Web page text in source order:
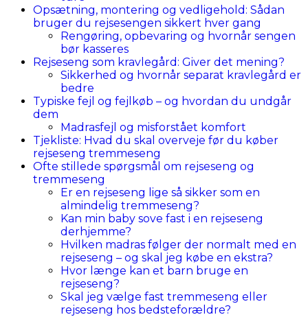
Opsætning, montering og vedligehold: Sådan
bruger du rejsesengen sikkert hver gang
Rengøring, opbevaring og hvornår sengen
bør kasseres
Rejseseng som kravlegård: Giver det mening?
Sikkerhed og hvornår separat kravlegård er
bedre
Typiske fejl og fejlkøb – og hvordan du undgår
dem
Madrasfejl og misforstået komfort
Tjekliste: Hvad du skal overveje før du køber
rejseseng tremmeseng
Ofte stillede spørgsmål om rejseseng og
tremmeseng
Er en rejseseng lige så sikker som en
almindelig tremmeseng?
Kan min baby sove fast i en rejseseng
derhjemme?
Hvilken madras følger der normalt med en
rejseseng – og skal jeg købe en ekstra?
Hvor længe kan et barn bruge en
rejseseng?
Skal jeg vælge fast tremmeseng eller
rejseseng hos bedsteforældre?